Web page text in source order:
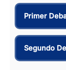
Primer
Segundo